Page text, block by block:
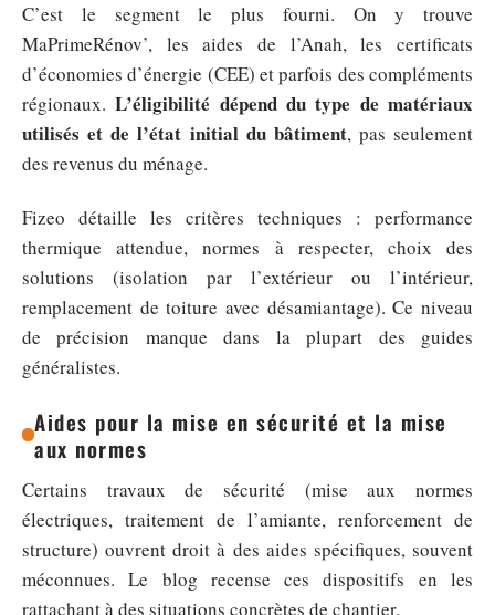
C’est le segment le plus fourni. On y trouve
MaPrimeRénov’, les aides de l’Anah, les certificats
d’économies d’énergie (CEE) et parfois des compléments
régionaux.L’éligibilité dépend du type de matériaux
utilisés et de l’état initial du bâtiment, pas seulement
des revenus du ménage.
Fizeo détaille les critères techniques : performance
thermique attendue, normes à respecter, choix des
solutions (isolation par l’extérieur ou l’intérieur,
remplacement de toiture avec désamiantage). Ce niveau
de précision manque dans la plupart des guides
généralistes.
Aides pour la mise en sécurité et la mise
aux normes
Certains travaux de sécurité (mise aux normes
électriques, traitement de l’amiante, renforcement de
structure) ouvrent droit à des aides spécifiques, souvent
méconnues. Le blog recense ces dispositifs en les
rattachant à des situations concrètes de chantier.